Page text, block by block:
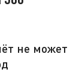
не может